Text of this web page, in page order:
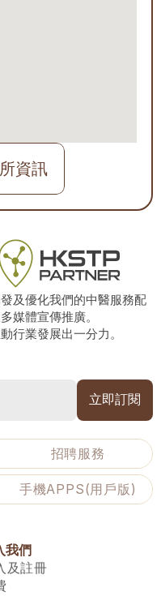
資訊
及優化我們的中醫服務配
媒體宣傳推廣。
行業發展出一分力。
招聘服務
手機APPS(用戶版)
我們
及註冊